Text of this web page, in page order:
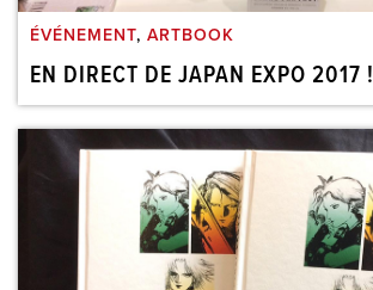
ÉVÉNEMENT, ARTBOOK
EN DIRECT DE JAPAN EXPO 2017 !